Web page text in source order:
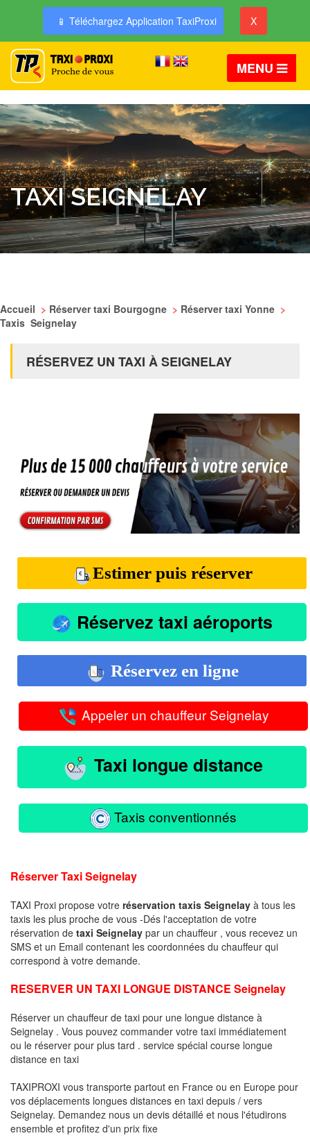
📱 Téléchargez Application TaxiProxi X
MENU
TAXI SEIGNELAY
Accueil > Réserver taxi Bourgogne > Réserver taxi Yonne >
Taxis Seignelay
RÉSERVEZ UN TAXI À SEIGNELAY
Estimer puis réserver
Réservez taxi aéroports
Réservez en ligne
Appeler un chauffeur Seignelay
Taxi longue distance
Taxis conventionnés
Réserver Taxi Seignelay
TAXI Proxi propose votre réservation taxis Seignelay à tous les
taxis les plus proche de vous -Dés l'acceptation de votre
réservation de taxi Seignelay par un chauffeur , vous recevez un
SMS et un Email contenant les coordonnées du chauffeur qui
correspond à votre demande.
RESERVER UN TAXI LONGUE DISTANCE Seignelay
Réserver un chauffeur de taxi pour une longue distance à
Seignelay . Vous pouvez commander votre taxi immédiatement
ou le réserver pour plus tard . service spécial course longue
distance en taxi
TAXIPROXI vous transporte partout en France ou en Europe pour
vos déplacements longues distances en taxi depuis / vers
Seignelay. Demandez nous un devis détaillé et nous l'étudirons
ensemble et profitez d'un prix fixe